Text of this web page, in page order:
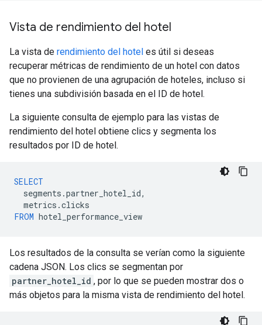
Vista de rendimiento del hotel
La vista de rendimiento del hotel es útil si deseas
recuperar métricas de rendimiento de un hotel con datos
que no provienen de una agrupación de hoteles, incluso si
tienes una subdivisión basada en el ID de hotel.
La siguiente consulta de ejemplo para las vistas de
rendimiento del hotel obtiene clics y segmenta los
resultados por ID de hotel.
SELECT
segments .partner_hotel_id,
metrics .clicks
FROM hotel_performance_view
Los resultados de la consulta se verían como la siguiente
cadena JSON. Los clics se segmentan por
partner_hotel_id , por lo que se pueden mostrar dos o
más objetos para la misma vista de rendimiento del hotel.